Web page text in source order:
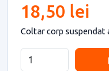
18,50 lei
Coltar corp suspendat